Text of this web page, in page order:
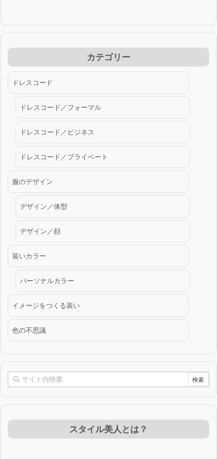
カテゴリー
ドレスコード
ドレスコード／フォーマル
ドレスコード／ビジネス
ドレスコード／プライベート
服のデザイン
デザイン／体型
デザイン／顔
装いカラー
パーソナルカラー
イメージをつくる装い
色の不思議
スタイル美人とは？